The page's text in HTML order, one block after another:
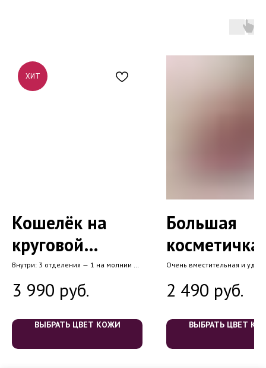
ХИТ
Кошелёк на
круговой
молнии №4
Внутри: 3 отделения — 1 на молнии по
карманов для карт
3 990 руб.
ВЫБРАТЬ ЦВЕТ КОЖИ
Большая
косметичка
Очень вместительная и
Внутри: моющаяся
на молнии + внешний
2 490 руб.
ВЫБРАТЬ ЦВЕТ